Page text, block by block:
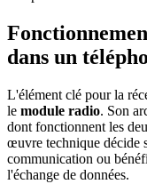
dans un
L'élément clé pour la
le module radio. Son
dont fonctionnent les
œuvre technique décide
communication ou
l'échange de données.